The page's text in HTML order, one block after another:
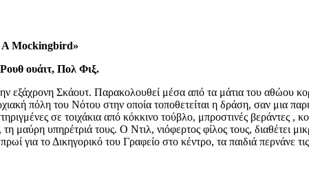
Mockingbird»
ουάιτ, Πολ Φιξ.
εξάχρονη Σκάουτ. Παρακολουθεί μέσα από τα μάτια του αθώου
πόλη του Νότου στην οποία τοποθετείται η δράση, σαν μια
σε τοιχάκια από κόκκινο τούβλο, μπροστινές βεράντες ,
μαύρη υπηρέτριά τους. Ο Ντιλ, νιόφερτος φίλος τους, διαθέτει
το Δικηγορικό του Γραφείο στο κέντρο, τα παιδιά περνάνε τις